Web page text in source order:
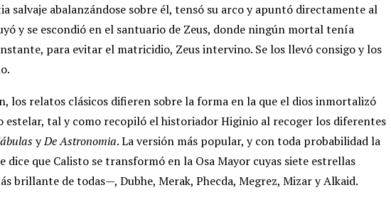
salvaje abalanzándose sobre él, tensó su arco y apuntó directamente al
y se escondió en el santuario de Zeus, donde ningún mortal tenía
para evitar el matricidio, Zeus intervino. Se los llevó consigo y los
los relatos clásicos difieren sobre la forma en la que el dios inmortalizó
estelar, tal y como recopiló el historiador Higinio al recoger los diferentes
yDe Astronomia. La versión más popular, y con toda probabilidad la
dice que Calisto se transformó en la Osa Mayor cuyas siete estrellas
brillante de todas—, Dubhe, Merak, Phecda, Megrez, Mizar y Alkaid.